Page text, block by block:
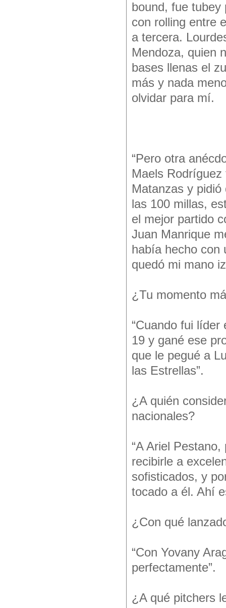
bound, fue tubey
con rolling entre
a tercera.
Mendoza, quien
bases llenas el
más y nada
olvidar para mí.
“Pero otra
Maels
Matanzas y
las 100 millas,
el mejor partido
Juan Manrique
había hecho con
quedó mi mano
¿Tu momento
“Cuando fui
19 y gané ese
que le pegué a
las Estrellas”.
¿A quién
nacionales?
“A Ariel
recibirle a
sofisticados, y
tocado a él. Ahí
¿Con qué
“Con Yovany
perfectamente”.
¿A qué pitchers